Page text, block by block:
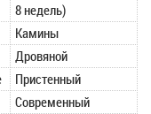
8 недель)
Камины
Дровяной
Пристенный
Современный